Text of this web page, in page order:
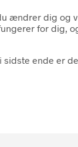
dig og
for dig,
ende er